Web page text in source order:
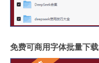
免费可商用字体批量下载